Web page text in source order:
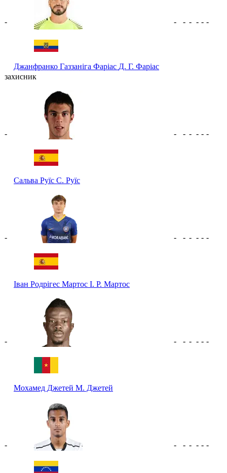
-
Джанфранко Газзаніга Фаріас Д. Г. Фаріас
- - - - - -
захисник
-
Сальва Руїс С. Руїс
- - - - - -
-
Іван Родрігес Мартос І. Р. Мартос
- - - - - -
-
Мохамед Джетей М. Джетей
- - - - - -
- - - - - - -